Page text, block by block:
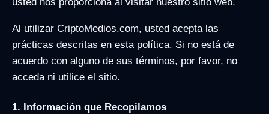
Al utilizar CriptoMedios.com, usted acepta las
prácticas descritas en esta política. Si no está de
acuerdo con alguno de sus términos, por favor, no
acceda ni utilice el sitio.
1. Información que Recopilamos